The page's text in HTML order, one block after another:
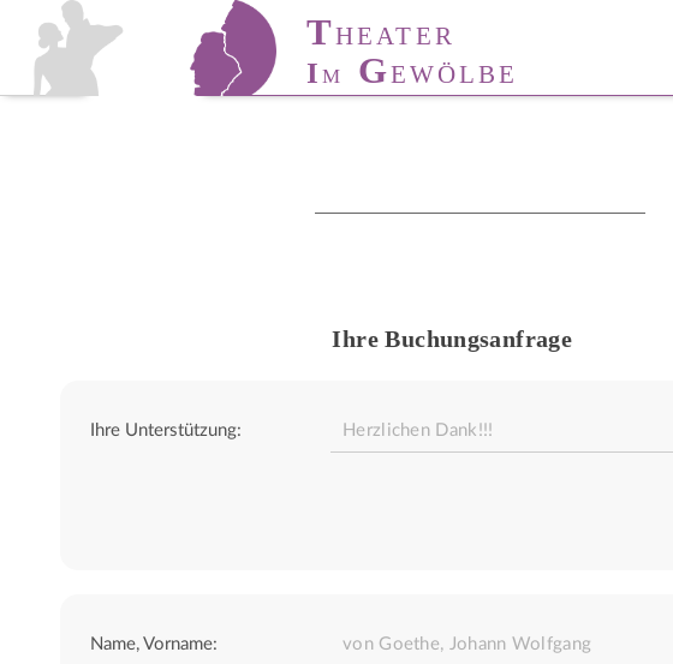
THÜRINGER
T ANZ- KADEMIE
THEATER
IM GEWÖLBE
Ihre Buchungsanfrage
Ihre Unterstützung:
Name, Vorname: